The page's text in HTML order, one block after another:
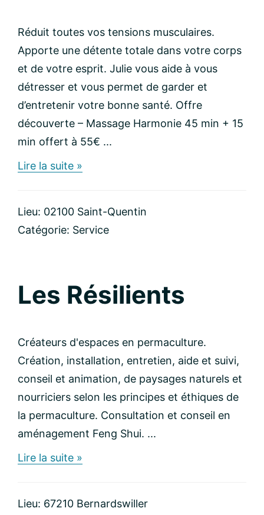
Réduit toutes vos tensions musculaires.
Apporte une détente totale dans votre corps
et de votre esprit. Julie vous aide à vous
détresser et vous permet de garder et
d’entretenir votre bonne santé. Offre
découverte – Massage Harmonie 45 min + 15
min offert à 55€ ...
Lire la suite »
de
relaxation
massage
Lieu: 02100 Saint-Quentin
Catégorie: Service
Les Résilients
Créateurs d'espaces en permaculture.
Création, installation, entretien, aide et suivi,
conseil et animation, de paysages naturels et
nourriciers selon les principes et éthiques de
la permaculture. Consultation et conseil en
aménagement Feng Shui. ...
Lire la suite »
Lieu: 67210 Bernardswiller